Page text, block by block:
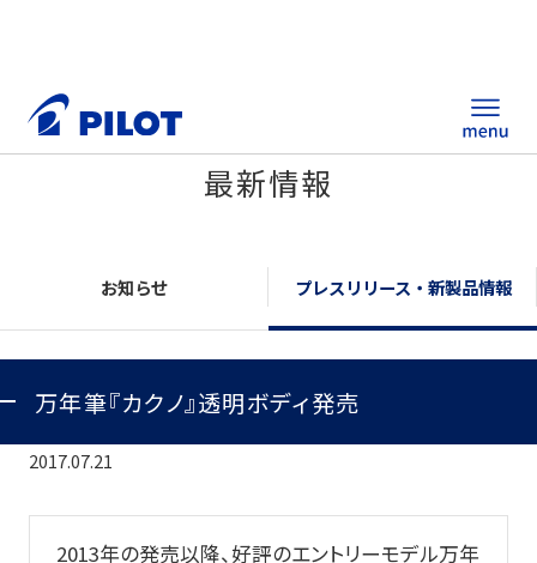
製品情報
替え芯サイト
総合カタログ
ノベルティ商品
最新情報
お知らせ プレスリリース・新製品情報
万年筆『カクノ』透明ボディ発売
2017.07.21
2013年の発売以降、好評のエントリーモデル万年